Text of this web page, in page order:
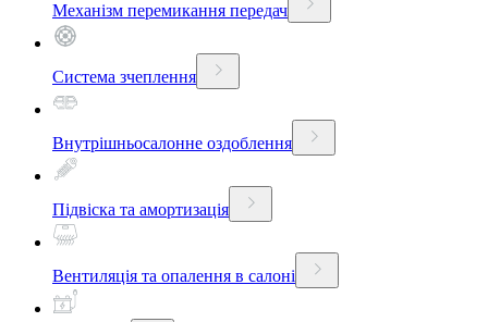
Механізм перемикання передач
Система зчеплення
Внутрішньосалонне оздоблення
Підвіска та амортизація
Вентиляція та опалення в салоні